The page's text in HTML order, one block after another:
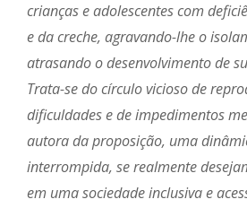
crianças e adolescentes com
e da creche, agravando-lhe o
atrasando o desenvolvimento de
Trata-se do círculo vicioso de
dificuldades e de impedimentos
autora da proposição, uma
interrompida, se realmente
em uma sociedade inclusiva e